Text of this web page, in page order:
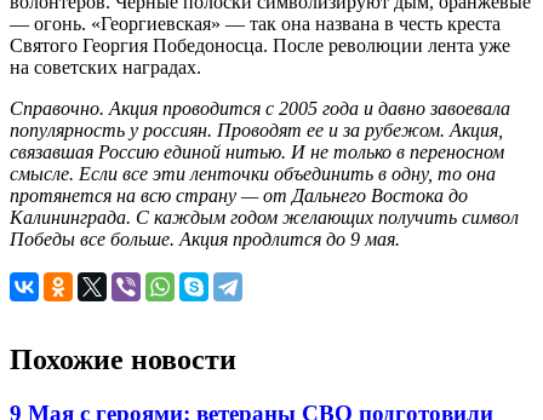
— огонь. «Георгиевская» — так она названа в честь креста
Святого Георгия Победоносца. После революции лента уже
на советских наградах.
Справочно. Акция проводится с 2005 года и давно завоевала
популярность у россиян. Проводят ее и за рубежом. Акция,
связавшая Россию единой нитью. И не только в переносном
смысле. Если все эти ленточки объединить в одну, то она
протянется на всю страну — от Дальнего Востока до
Калининграда. С каждым годом желающих получить символ
Победы все больше. Акция продлится до 9 мая.
Похожие новости
9 Мая с героями: ветераны СВО подготовили